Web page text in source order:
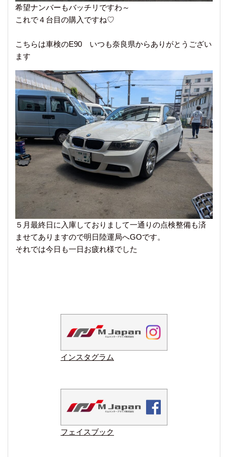
希望ナンバーもバッチリですわ～
これで４台目の購入ですね♡
こちらは車検のE90 いつも奈良県からありがとうござい
ます
５月最終日に入庫しておりまして一通りの点検整備も済
ませてありますので明日陸運局へGOです。
それでは今日も一日お疲れ様でした
インスタグラム
フェイスブック